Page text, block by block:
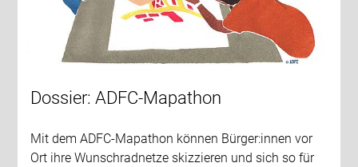
Dossier: ADFC-Mapathon
Mit dem ADFC-Mapathon können Bürger:innen vor
Ort ihre Wunschradnetze skizzieren und sich so für